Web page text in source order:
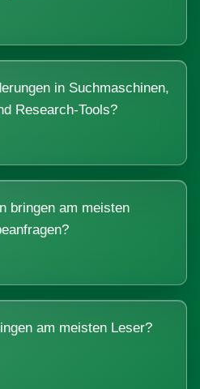
in Suchmaschinen,
Research-Tools?
bringen am meisten
am meisten Leser?